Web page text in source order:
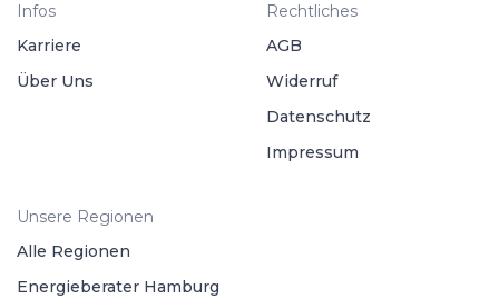
Infos
Karriere
Über Uns
Rechtliches
AGB
Widerruf
Datenschutz
Impressum
Unsere Regionen
Alle Regionen
Energieberater Hamburg